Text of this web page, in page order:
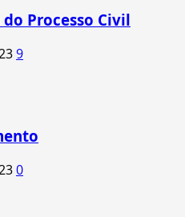
Processo Civil
9
0